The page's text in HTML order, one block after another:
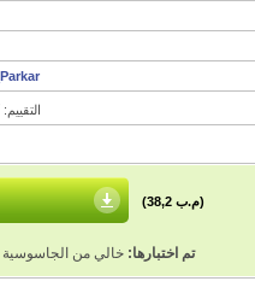
التقييم:
(38,2 م.ب)
تم اختبارها: خالي من الجاسوسية